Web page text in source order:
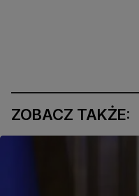
ZOBACZ TAKŻE: